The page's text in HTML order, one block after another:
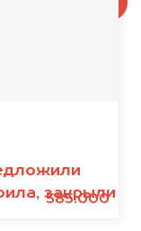
585.000
закрыли